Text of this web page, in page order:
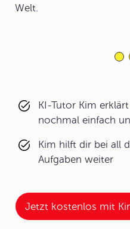
Welt.
KI-Tutor Kim
nochmal einfach
Kim hilft dir bei all
Aufgaben weiter
Jetzt kostenlos mit